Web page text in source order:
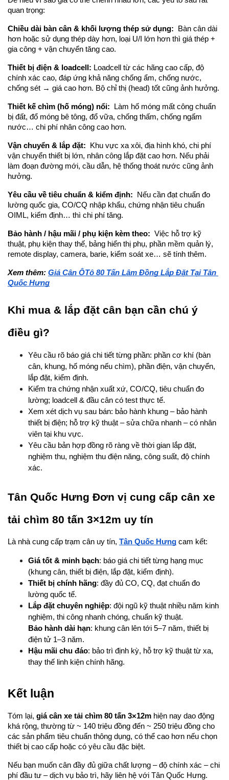
quan trọng:
Chiều dài bàn cân & khối lượng thép sử dụng:
Bàn cân dài
hơn hoặc sử dụng thép dày hơn, loại U/I lớn hơn thì giá thép +
gia công + vận chuyển tăng cao.
Thiết bị điện & loadcell: Loadcell từ các hãng cao cấp, độ
chính xác cao, đáp ứng khả năng chống ẩm, chống nước,
chống sét → giá cao hơn. Bộ chỉ thị (head) tốt cũng ảnh hưởng.
Thiết kế chìm (hố móng) nổi:
Làm hố móng mất công chuẩn
bị đất, đổ móng bê tông, đổ vữa, chống thấm, chống ngấm
nước… chi phí nhân công cao hơn.
Vận chuyển & lắp đặt:
Khu vực xa xôi, địa hình khó, chi phí
vận chuyển thiết bị lớn, nhân công lắp đặt cao hơn. Nếu phải
làm đoạn đường mới, cầu dẫn, hệ thống thoát nước cũng ảnh
hưởng.
Yêu cầu về tiêu chuẩn & kiểm định:
Nếu cần đạt chuẩn đo
lường quốc gia, CO/CQ nhập khẩu, chứng nhận tiêu chuẩn
OIML, kiểm định… thì chi phí tăng.
Bảo hành / hậu mãi / phụ kiện kèm theo: Việc hỗ trợ kỹ
thuật, phụ kiện thay thế, bảng hiển thị phụ, phần mềm quản lý,
remote display, camera, barie, kiểm soát xe… sẽ tính thêm.
Xem thêm: Giá Cân ÔTô 80 Tấn Lâm Đồng Lắp Đặt Tại Tân
Quốc Hưng
Khi mua & lắp đặt cân bạn cần chú ý
điều gì?
Yêu cầu rõ báo giá chi tiết từng phần: phần cơ khí (bàn
cân, khung, hố móng nếu chìm), phần điện, vận chuyển,
lắp đặt, kiểm định.
Kiểm tra chứng nhận xuất xứ, CO/CQ, tiêu chuẩn đo
lường; loadcell & đầu cân có test thực tế.
Xem xét dịch vụ sau bán: bảo hành khung – bảo hành
thiết bị điện; hỗ trợ kỹ thuật – sửa chữa nhanh – có nhân
viên tại khu vực.
Yêu cầu bản hợp đồng rõ ràng về thời gian lắp đặt,
nghiệm thu, nghiệm thu điện năng, công suất, độ chính
xác.
Tân Quốc Hưng Đơn vị cung cấp cân xe
tải chìm 80 tấn 3×12m uy tín
Là nhà cung cấp trạm cân uy tín, Tân Quốc Hưng cam kết:
Giá tốt & minh bạch: báo giá chi tiết từng hạng mục
(khung cân, thiết bị điện, lắp đặt, kiểm định).
Thiết bị chính hãng: đầy đủ CO, CQ, đạt chuẩn đo
lường quốc tế.
Lắp đặt chuyên nghiệp: đội ngũ kỹ thuật nhiều năm kinh
nghiệm, thi công nhanh chóng, chuẩn kỹ thuật.
Bảo hành dài hạn: khung cân lên tới 5–7 năm, thiết bị
điện tử 1–3 năm.
Hậu mãi chu đáo: bảo trì định kỳ, hỗ trợ kỹ thuật từ xa,
thay thế linh kiện chính hãng.
Kết luận
Tóm lại, giá cân xe tải chìm 80 tấn 3×12m hiện nay dao động
khá rộng, thường từ ~ 140 triệu đồng đến ~ 250 triệu đồng cho
các sản phẩm tiêu chuẩn thông dụng, có thể cao hơn nếu chọn
thiết bị cao cấp hoặc có yêu cầu đặc biệt.
Nếu bạn muốn cân đầy đủ giữa chất lượng – độ chính xác – chi
phí đầu tư – dịch vụ bảo trì, hãy liên hệ với Tân Quốc Hưng.